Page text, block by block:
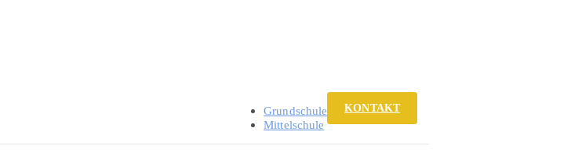
KONTAKT
Grundschule
Mittelschule